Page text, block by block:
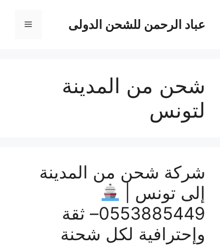
المحتوىعباد الرحمن للشحن الدولى القائمة
شحن من المدينة
لتونس
شركة شحن من المدينة
إلى تونس |
0553885449– ثقة
وإحترافية لكل شحنة